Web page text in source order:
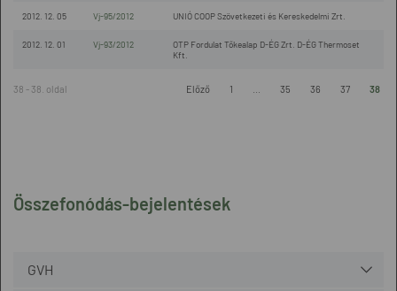
Összefonódás-bejelentések
GVH
2012. 12. 05 Vj-95/2012 UNIÓ COOP Szövetkezeti és Kereskedelmi Zrt.
2012. 12. 01 Vj-93/2012
OTP Fordulat Tőkealap D-ÉG Zrt. D-ÉG Thermoset
Kft.
38 - 38. oldal Előző 1 35 36 37 38